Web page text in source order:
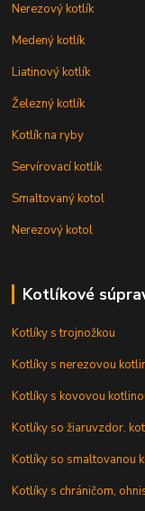
Nerezový kotlík
Medený kotlík
Liatinový kotlík
Železný kotlík
Kotlík na ryby
Servírovací kotlík
Smaltovaný kotol
Nerezový kotol
Kotlíkové
Kotlíky s trojnožkou
Kotlíky s nerezovou
Kotlíky s kovovou
Kotlíky so žiaruvzdor.
Kotlíky so smaltovanou
Kotlíky s chráničom,